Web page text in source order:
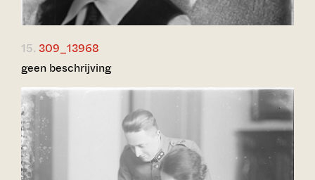
15. 309_13968
geen beschrijving